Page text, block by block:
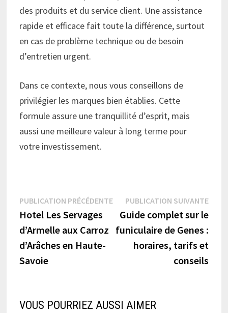
des produits et du service client. Une assistance
rapide et efficace fait toute la différence, surtout
en cas de problème technique ou de besoin
d’entretien urgent.
Dans ce contexte, nous vous conseillons de
privilégier les marques bien établies. Cette
formule assure une tranquillité d’esprit, mais
aussi une meilleure valeur à long terme pour
votre investissement.
Navigation
de
l’article
PUBLICATION PRÉCÉDENTEPublication
précédente :
Hotel Les Servages
d’Armelle aux Carroz
d’Arâches en Haute-
Savoie
PUBLICATION SUIVANTE
Guide complet sur le
funiculaire de Genes :
horaires, tarifs et
conseils
VOUS POURRIEZ AUSSI AIMER